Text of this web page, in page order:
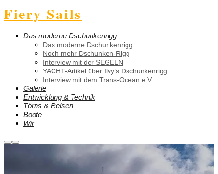
Fiery Sails
Das moderne Dschunkenrigg
Das moderne Dschunkenrigg
Noch mehr Dschunken-Rigg
Interview mit der SEGELN
YACHT-Artikel über Ilvy’s Dschunkenrigg
Interview mit dem Trans-Ocean e.V.
Galerie
Entwicklung & Technik
Törns & Reisen
Boote
Wir
Weitere
Hauptmenü